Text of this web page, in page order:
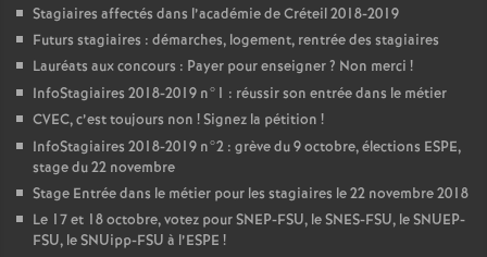
Stagiaires affectés dans l’académie de Créteil 2018-2019
Futurs stagiaires : démarches, logement, rentrée des stagiaires
Lauréats aux concours : Payer pour enseigner? Non merci !
InfoStagiaires 2018-2019 n°1 : réussir son entrée dans le métier
CVEC, c’est toujours non ! Signez la pétition !
InfoStagiaires 2018-2019 n°2 : grève du 9 octobre, élections ESPE,
stage du 22 novembre
Stage Entrée dans le métier pour les stagiaires le 22 novembre 2018
Le 17 et 18 octobre, votez pourSNEP-FSU, leSNES-FSU, leSNUEP-
FSU, le SNUipp-FSU à l’ESPE !